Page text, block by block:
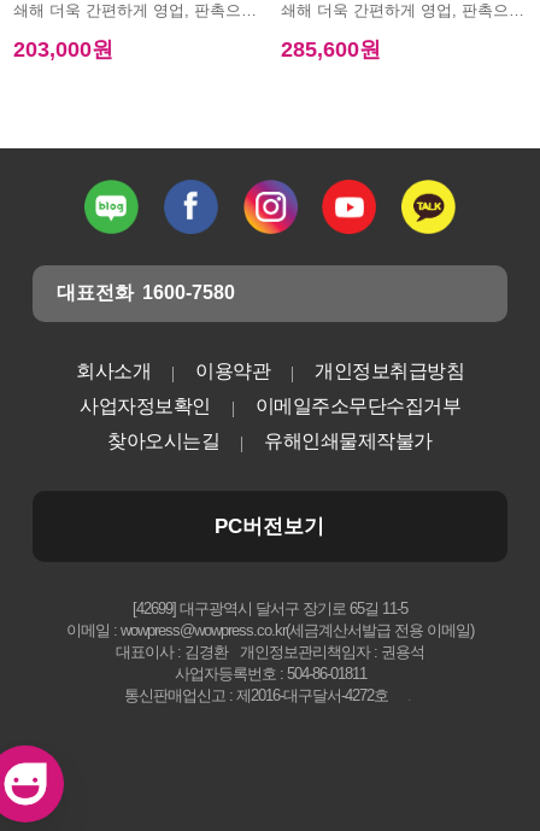
쇄해 더욱 간편하게 영업, 판촉으로
203,000원
쇄해 더욱 간편하게 영업, 판촉으로
285,600원
대표전화 1600-7580
회사소개 이용약관
개인정보취급방침
사업자정보확인
이메일주소무단수집거부
찾아오시는길
유해인쇄물제작불가
PC버전보기
[42699] 대구광역시 달서구 장기로 65길 11-5
이메일 : wowpress@wowpress.co.kr(세금계산서발급 전용 이메일)
대표이사 : 김경환
개인정보관리책임자 : 권용석
사업자등록번호 : 504-86-01811
통신판매업신고 : 제2016-대구달서-4272호